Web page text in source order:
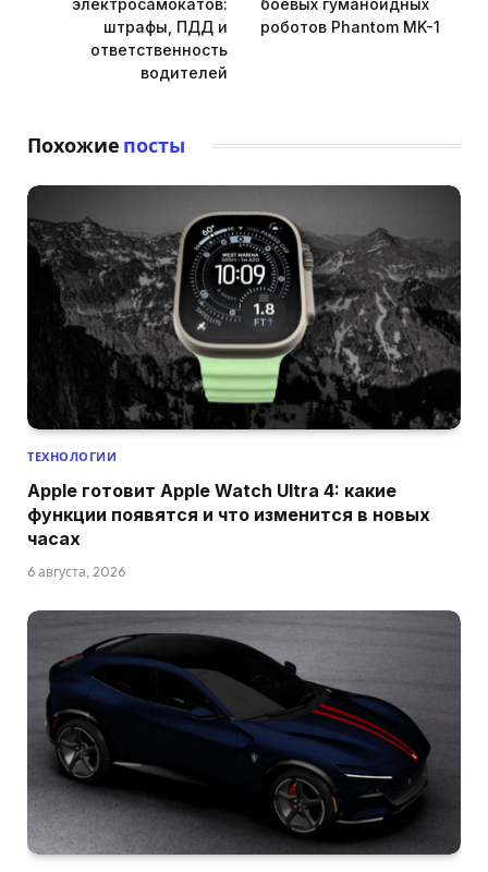
электросамокатов:
штрафы, ПДД и
ответственность
водителей
боевых гуманоидных
роботов Phantom MK-1
Похожие посты
ТЕХНОЛОГИИ
Apple готовит Apple Watch Ultra 4: какие
функции появятся и что изменится в новых
часах
6 августа, 2026